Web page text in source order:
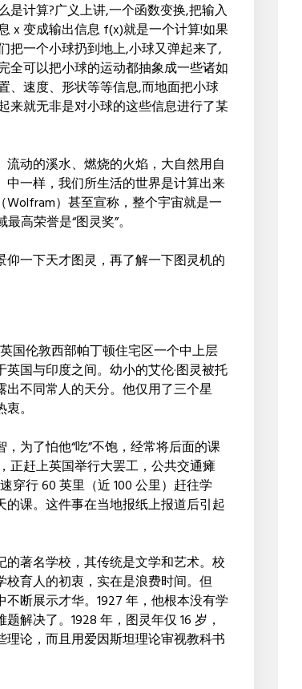
是计算?广义上讲,一个函数变换,把输入
x 变成输出信息 f(x)就是一个计算!如果
把一个小球扔到地上,小球又弹起来了,
全可以把小球的运动都抽象成一些诸如
、速度、形状等等信息,而地面把小球
来就无非是对小球的这些信息进行了某
动的溪水、燃烧的火焰，大自然用自
一样，我们所生活的世界是计算出来
）甚至宣称，整个宇宙就是一
高荣誉是“图灵奖”。
一下天才图灵，再了解一下图灵机的
国伦敦西部帕丁顿住宅区一个中上层
国与印度之间。幼小的艾伦·图灵被托
不同常人的天分。他仅用了三个星
。
为了怕他“吃”不饱，经常将后面的课
正赶上英国举行大罢工，公共交通瘫
穿行 60 英里（近 100 公里）赶往学
课。这件事在当地报纸上报道后引起
著名学校，其传统是文学和艺术。校
育人的初衷，实在是浪费时间。但
断展示才华。1927 年，他根本没有学
解决了。1928 年，图灵年仅 16 岁，
论，而且用爱因斯坦理论审视教科书